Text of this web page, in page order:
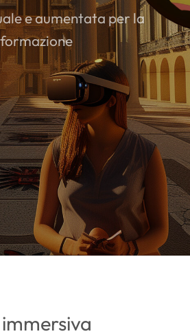
e aumentata per la
formazione